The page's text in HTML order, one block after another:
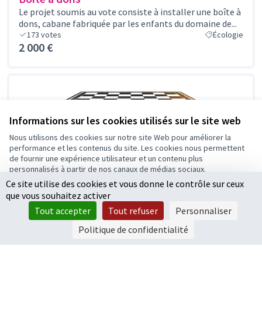
Informations sur les cookies utilisés sur le site web
Nous utilisons des cookies sur notre site Web pour améliorer la
performance et les contenus du site. Les cookies nous permettent
de fournir une expérience utilisateur et un contenu plus
personnalisés à partir de nos canaux de médias sociaux.
Tout accepter
Accepter seulement les cookies essentiels
Paramètres
Le projet soumis au vote consiste à installer une boîte à
dons, cabane fabriquée par les enfants du domaine de...
173 votes Écologie
2 000 €
Créer une table échiquier à la MPT Vilar
Le projet soumis au vote consiste à remplacer une
devant la maison...
162votes
1 400 €
Ce site utilise des cookies et vous donne le contrôle sur ceux
que vous souhaitez activer
Tout accepter
Tout refuser
Personnaliser
Politique de confidentialité